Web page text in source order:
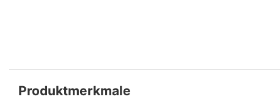
Produktmerkmale